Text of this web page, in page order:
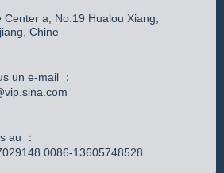
Center a, No.19 Hualou Xiang,
Chine
un e-mail ：
au ：
0086-13605748528